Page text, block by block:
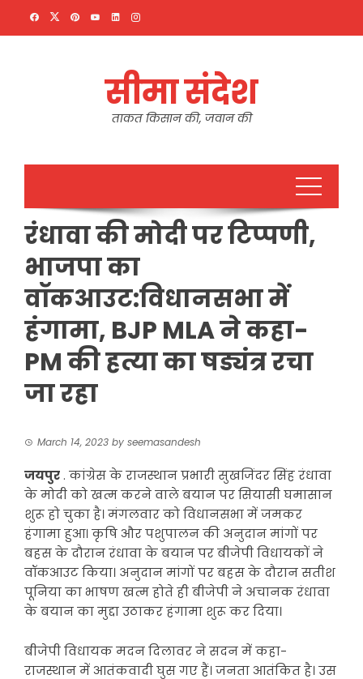
सीमा संदेश
ताकत किसान की, जवान की
रंधावा की मोदी पर टिप्पणी,
भाजपा का
वॉकआउट:विधानसभा में
हंगामा, BJP MLA ने कहा-
PM की हत्या का षड्यंत्र रचा
जा रहा
March 14, 2023 by seemasandesh
जयपुर. कांग्रेस के राजस्थान प्रभारी सुखजिंदर सिंह रंधावा
के मोदी को खत्म करने वाले बयान पर सियासी घमासान
शुरू हो चुका है। मंगलवार को विधानसभा में जमकर
हंगामा हुआ। कृषि और पशुपालन की अनुदान मांगों पर
बहस के दौरान रंधावा के बयान पर बीजेपी विधायकों ने
वॉकआउट किया। अनुदान मांगों पर बहस के दौरान सतीश
पूनिया का भाषण खत्म होते ही बीजेपी ने अचानक रंधावा
के बयान का मुद्दा उठाकर हंगामा शुरू कर दिया।
बीजेपी विधायक मदन दिलावर ने सदन में कहा-
राजस्थान में आतंकवादी घुस गए हैं। जनता आतंकित है। उस